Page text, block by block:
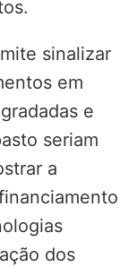
sinalizar
em
e
seriam
a
dos